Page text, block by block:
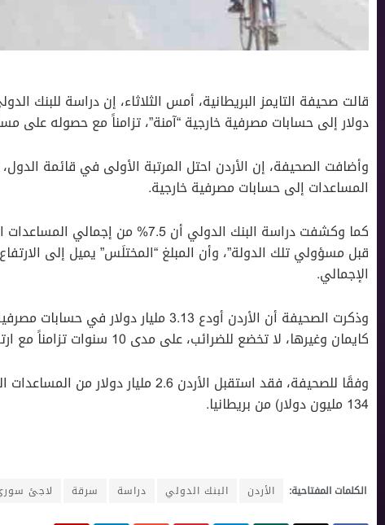
دولار إلى حسابات مصرفية خارجية “آمنة”، تزامناً مع حصوله على
وأضافت الصحيفة، إن الأردن احتل المرتبة الأولى في قائمة
المساعدات إلى حسابات مصرفية خارجية.
كما وكشفت دراسة البنك الدولي أن
قبل مسؤولي تلك الدولة”، وأن المبلغ “المختلَس” يميل إلى
الإجمالي.
وذكرت الصحيفة أن الأردن أودع 3.13
كايمان وغيرها، لا تخضع للضرائب، على مدى 10 سنوات تزامناً مع ارتفاع المنح الخارجية.
134 مليون دولار) من بريطانيا.
الكلمات المفتاحية: الأردن البنك الدولي دراسة سرقة لاجئ